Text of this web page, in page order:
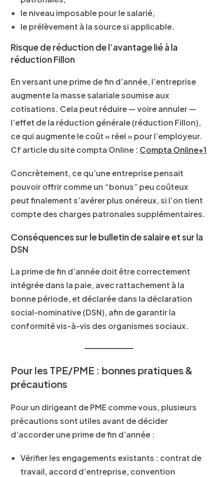
le niveau imposable pour le salarié,
le prélèvement à la source si applicable.
Risque de réduction de l’avantage lié à la
réduction Fillon
En versant une prime de fin d’année, l’entreprise
augmente la masse salariale soumise aux
cotisations. Cela peut réduire — voire annuler —
l’effet de la réduction générale (réduction Fillon),
ce qui augmente le coût « réel » pour l’employeur.
Cf article du site compta Online : Compta Online+1
Concrètement, ce qu’une entreprise pensait
pouvoir offrir comme un “bonus” peu coûteux
peut finalement s’avérer plus onéreux, si l’on tient
compte des charges patronales supplémentaires.
Conséquences sur le bulletin de salaire et sur la
DSN
La prime de fin d’année doit être correctement
intégrée dans la paie, avec rattachement à la
bonne période, et déclarée dans la déclaration
social-nominative (DSN), afin de garantir la
conformité vis-à-vis des organismes sociaux.
Pour les TPE/PME : bonnes pratiques &
précautions
Pour un dirigeant de PME comme vous, plusieurs
précautions sont utiles avant de décider
d’accorder une prime de fin d’année :
Vérifier les engagements existants : contrat de
travail, accord d’entreprise, convention